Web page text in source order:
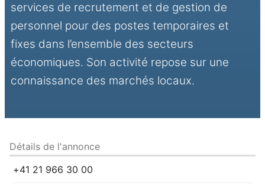
services de recrutement et de gestion de
personnel pour des postes temporaires et
fixes dans l’ensemble des secteurs
économiques. Son activité repose sur une
connaissance des marchés locaux.
Détails de l'annonce
+41 21 966 30 00